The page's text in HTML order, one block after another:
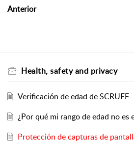
Anterior
Health, safety and privacy
Verificación de edad de SCRUFF
¿Por qué mi rango de edad no es
Protección de capturas de